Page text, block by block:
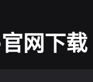
网下载